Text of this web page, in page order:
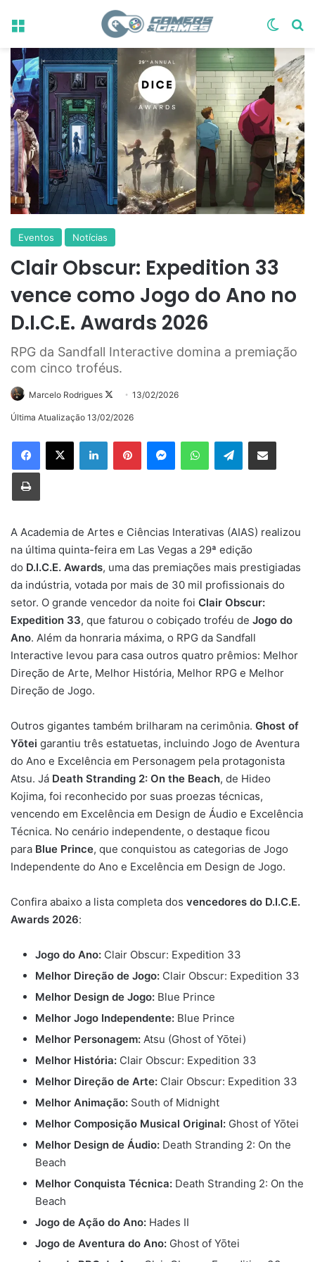
Menu
Eventos Notícias
Clair Obscur: Expedition 33
vence como Jogo do Ano no
D.I.C.E. Awards 2026
RPG da Sandfall Interactive domina a premiação
com cinco troféus.
Marcelo Rodrigues
Follow13/02/2026
Última Atualização 13/02/2026
LinkedinPinterestMessengerWhatsAppTelegramCompartilhar via e-mail
Imprimir
A Academia de Artes e Ciências Interativas (AIAS) realizou
na última quinta-feira em Las Vegas a 29ª edição
do D.I.C.E. Awards, uma das premiações mais prestigiadas
da indústria, votada por mais de 30 mil profissionais do
setor. O grande vencedor da noite foi Clair Obscur:
Expedition 33, que faturou o cobiçado troféu de Jogo do
Ano. Além da honraria máxima, o RPG da Sandfall
Interactive levou para casa outros quatro prêmios: Melhor
Direção de Arte, Melhor História, Melhor RPG e Melhor
Direção de Jogo.
Outros gigantes também brilharam na cerimônia. Ghost of
Yōtei garantiu três estatuetas, incluindo Jogo de Aventura
do Ano e Excelência em Personagem pela protagonista
Atsu. Já Death Stranding 2: On the Beach, de Hideo
Kojima, foi reconhecido por suas proezas técnicas,
vencendo em Excelência em Design de Áudio e Excelência
Técnica. No cenário independente, o destaque ficou
para Blue Prince, que conquistou as categorias de Jogo
Independente do Ano e Excelência em Design de Jogo.
Confira abaixo a lista completa dos vencedores do D.I.C.E.
Awards 2026:
Jogo do Ano: Clair Obscur: Expedition 33
Melhor Direção de Jogo: Clair Obscur: Expedition 33
Melhor Design de Jogo: Blue Prince
Melhor Jogo Independente: Blue Prince
Melhor Personagem: Atsu (Ghost of Yōtei)
Melhor História: Clair Obscur: Expedition 33
Melhor Direção de Arte: Clair Obscur: Expedition 33
Melhor Animação: South of Midnight
Melhor Composição Musical Original: Ghost of Yōtei
Melhor Design de Áudio: Death Stranding 2: On the
Beach
Melhor Conquista Técnica: Death Stranding 2: On the
Beach
Jogo de Ação do Ano: Hades II
Jogo de Aventura do Ano: Ghost of Yōtei